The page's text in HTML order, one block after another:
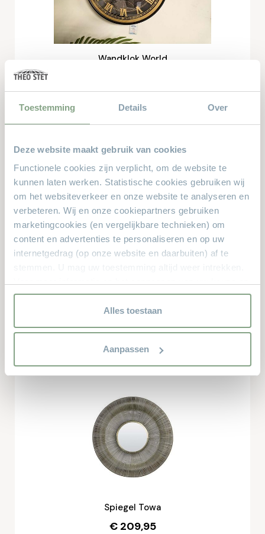
Toestemming Details Over
Deze website maakt gebruik van cookies
Functionele cookies zijn verplicht, om de website te
kunnen laten werken. Statistische cookies gebruiken wij
om het websiteverkeer en onze website te analyseren en
verbeteren. Wij en onze cookiepartners gebruiken
marketingcookies (en vergelijkbare technieken) om
content en advertenties te personaliseren en op uw
internetgedrag (op onze website en daarbuiten) af te
onze website verwijzen wij u naar onze
Alles toestaan
Aanpassen
Wandklok World
Online bestellen
Wandklok wit goud
Online bestellen
Spiegel Towa
€ 209,95